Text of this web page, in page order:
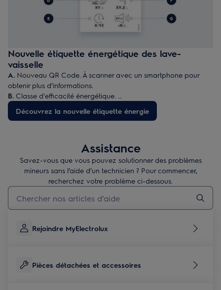
Nouvelle étiquette énergétique des lave-
vaisselle
A. Nouveau QR Code. À scanner avec un smartphone pour
obtenir plus d’informations.
B. Classe d'efficacité énergétique.
C.
Consommation en électricité en kWh/100 cycles (programme
Eco).
Consommation en eau en litres/cycle (programme Eco).
Niveau sonore exprimé en dB (A) et catégorie de niveau
sonore.
Découvrez la nouvelle étiquette énergie
Assistance
Savez-vous que vous pouvez solutionner des problèmes
mineurs sans l’aide d’un technicien ? Pour commencer,
recherchez votre problème ci-dessous.
Taper pour rechercher des articles de conseils
Rejoindre MyElectrolux
Pièces détachées et accessoires